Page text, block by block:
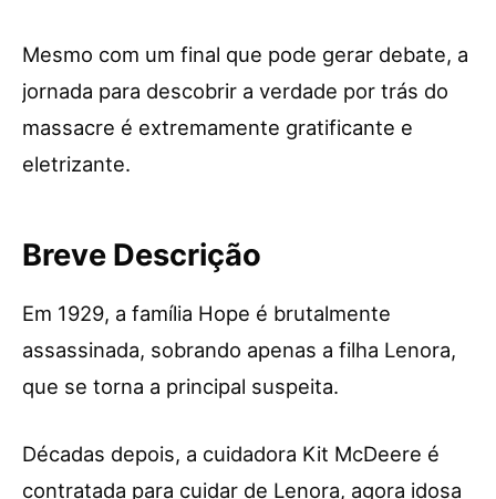
Mesmo com um final que pode gerar debate, a
jornada para descobrir a verdade por trás do
massacre é extremamente gratificante e
eletrizante.
Breve Descrição
Em 1929, a família Hope é brutalmente
assassinada, sobrando apenas a filha Lenora,
que se torna a principal suspeita.
Décadas depois, a cuidadora Kit McDeere é
contratada para cuidar de Lenora, agora idosa